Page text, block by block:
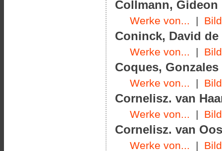
Collmann, Gideon
Werke von... |
Coninck, David de
Werke von... |
Coques, Gonzales
Werke von... |
Cornelisz. van
Werke von... |
Cornelisz. van
Werke von... |